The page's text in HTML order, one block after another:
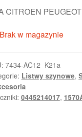
CITROEN
Brak w magazynie
7434-AC12_K21a
Listwy szynowe,
0445214017,